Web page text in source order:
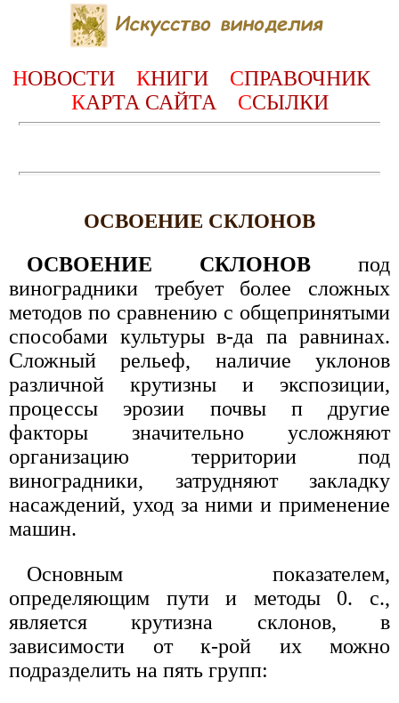
НОВОСТИ КНИГИ СПРАВОЧНИК
КАРТА САЙТА ССЫЛКИ
ОСВОЕНИЕ СКЛОНОВ
ОСВОЕНИЕ СКЛОНОВ под
виноградники требует более сложных
методов по сравнению с общепринятыми
способами культуры в-да па равнинах.
Сложный рельеф, наличие уклонов
различной крутизны и экспозиции,
процессы эрозии почвы п другие
факторы значительно усложняют
организацию территории под
виноградники, затрудняют закладку
насаждений, уход за ними и применение
машин.
Основным показателем,
определяющим пути и методы 0. с.,
является крутизна склонов, в
зависимости от к-рой их можно
подразделить на пять групп: